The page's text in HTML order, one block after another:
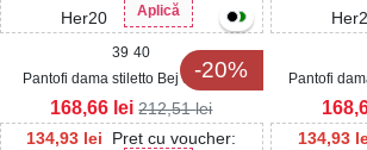
Her20
Aplică
-20%
39 40
Pantofi dama stiletto Bej din Piele
Ecologica Intoarsa Zalika
134,93 lei
Pret cu voucher:
168,66 lei 212,51lei
Pantofi
134,93